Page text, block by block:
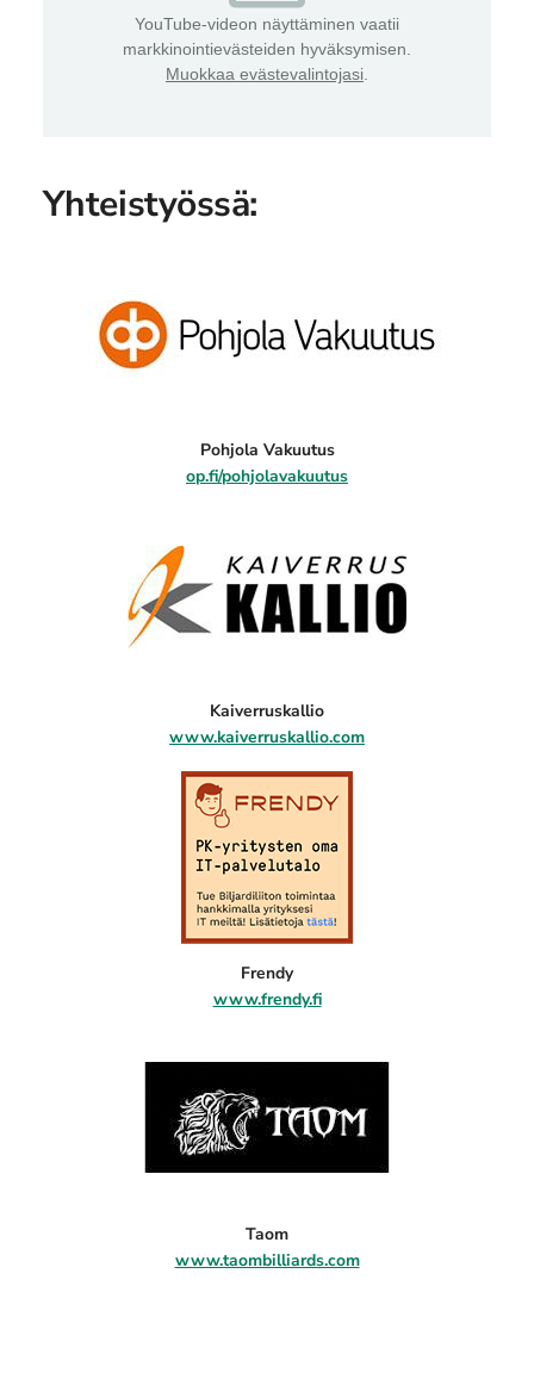
YouTube-videon näyttäminen vaatii
markkinointievästeiden hyväksymisen.
Muokkaa evästevalintojasi
Yhteistyössä:
Pohjola Vakuutus
op.fi/pohjolavakuutus
Kaiverruskallio
www.kaiverruskallio.com
Frendy
www.frendy.fi
Taom
www.taombilliards.com